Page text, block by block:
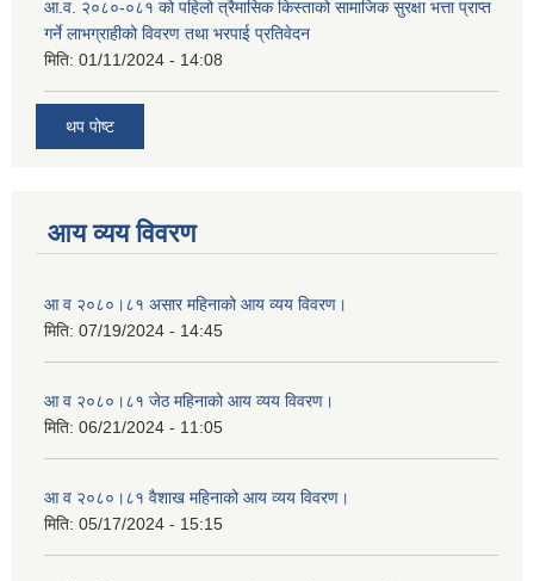
आ.व. २०८०-०८१ को पहिलो त्रैमासिक किस्ताको सामाजिक सुरक्षा भत्ता प्राप्त
गर्ने लाभग्राहीको विवरण तथा भरपाई प्रतिवेदन
मिति: 01/11/2024 - 14:08
थप पोष्ट
आय व्यय विवरण
आ व २०८०।८१ असार महिनाको आय व्यय विवरण।
मिति: 07/19/2024 - 14:45
आ व २०८०।८१ जेठ महिनाको आय व्यय विवरण।
मिति: 06/21/2024 - 11:05
आ व २०८०।८१ वैशाख महिनाको आय व्यय विवरण।
मिति: 05/17/2024 - 15:15